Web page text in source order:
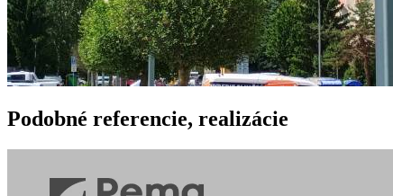
Podobné referencie, realizácie